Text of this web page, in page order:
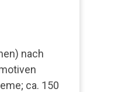
nach
ca. 150